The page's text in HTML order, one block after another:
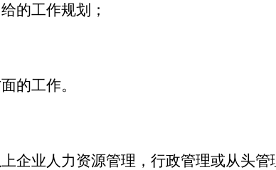
的工作规划；
的工作。
企业人力资源管理，行政管理或从头管